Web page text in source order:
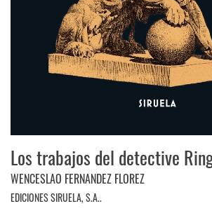
Los trabajos del detective
WENCESLAO FERNANDEZ FLOREZ
EDICIONES SIRUELA, S.A..